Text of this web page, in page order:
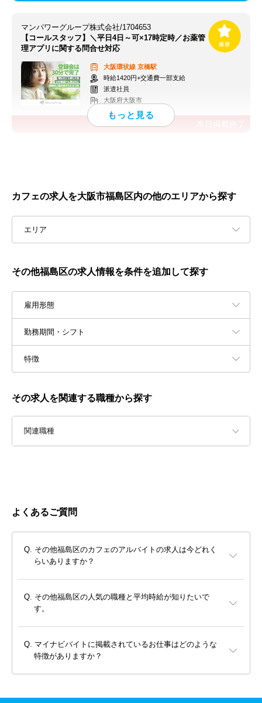
マンパワーグループ株式会社/1704653
【コールスタッフ】＼平日4日～可×17時定時／お薬管
理アプリに関する問合せ対応
大阪環状線 京橋駅
時給1420円+交通費一部支給
派遣社員
大阪府大阪市
カフェの求人を大阪市福島区内の他のエリアから探す
エリア
その他福島区の求人情報を条件を追加して探す
雇用形態
勤務期間・シフト
特徴
その求人を関連する職種から探す
関連職種
よくあるご質問
その他福島区のカフェのアルバイトの求人は今どれく
らいありますか？
その他福島区の人気の職種と平均時給が知りたいで
す。
マイナビバイトに掲載されているお仕事はどのような
特徴がありますか？